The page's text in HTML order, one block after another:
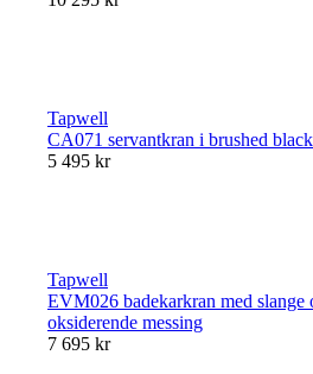
Tapwell
CA071 servantkran i brushed
5 495 kr
Tapwell
EVM026 badekarkran med slange
oksiderende messing
7 695 kr